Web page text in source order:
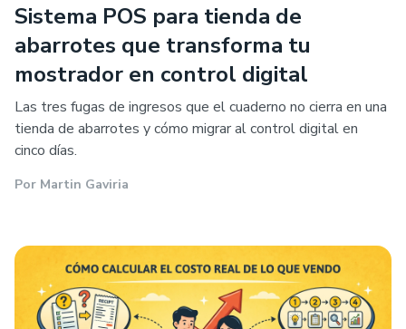
Sistema POS para tienda de
abarrotes que transforma tu
mostrador en control digital
Las tres fugas de ingresos que el cuaderno no cierra en una
tienda de abarrotes y cómo migrar al control digital en
cinco días.
Por Martin Gaviria